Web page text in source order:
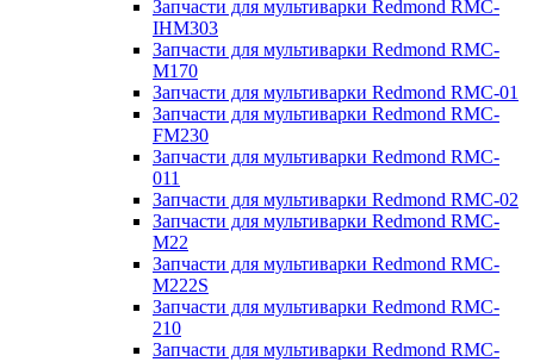
Запчасти для мультиварки Redmond RMC-
IHM303
Запчасти для мультиварки Redmond RMC-
M170
Запчасти для мультиварки Redmond RMC-01
Запчасти для мультиварки Redmond RMC-
FM230
Запчасти для мультиварки Redmond RMC-
011
Запчасти для мультиварки Redmond RMC-02
Запчасти для мультиварки Redmond RMC-
M22
Запчасти для мультиварки Redmond RMC-
M222S
Запчасти для мультиварки Redmond RMC-
210
Запчасти для мультиварки Redmond RMC-